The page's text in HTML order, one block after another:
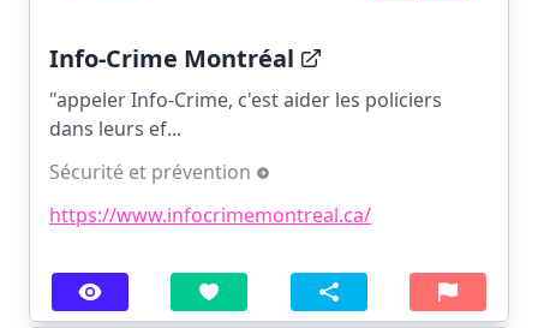
Info-Crime Montréal
"appeler Info-Crime, c'est aider les policiers
dans leurs ef...
Sécurité et prévention
https://www.infocrimemontreal.ca/